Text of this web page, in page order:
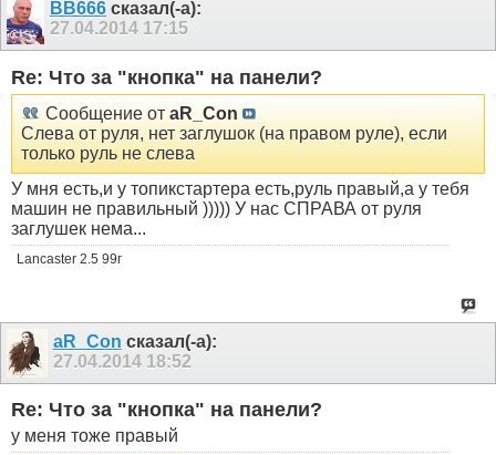
ВВ666сказал(-а):
27.04.2014 17:15
Re: Что за "кнопка" на панели?
Сообщение от aR_Con
Слева от руля, нет заглушок (на правом руле), если
только руль не слева
У мня есть,и у топикстартера есть,руль правый,а у тебя
машин не правильный ))))) У нас СПРАВА от руля
заглушек нема...
Lancaster 2.5 99г
aR_Con сказал(-а):
27.04.2014 18:52
Re: Что за "кнопка" на панели?
у меня тоже правый